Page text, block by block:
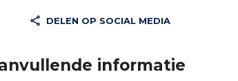
DELEN OP SOCIAL MEDIA
informatie